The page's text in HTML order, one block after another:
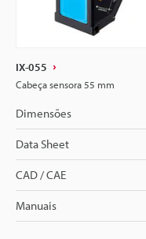
IX-055
Cabeça sensora 55 mm
Dimensões
Data Sheet
CAD / CAE
Manuais